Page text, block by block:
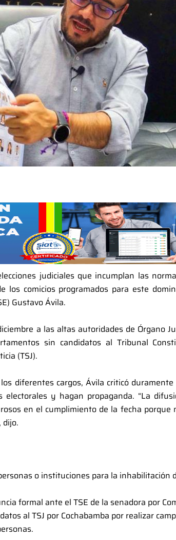
judiciales que incumplan las
los comicios programados para este
Gustavo Ávila.
a las altas autoridades de Órgano
sin candidatos al Tribunal
(TSJ).
diferentes cargos, Ávila criticó
y hagan propaganda. “La
en el cumplimiento de la fecha porque
dijo.
o instituciones para la inhabilitación
formal ante el TSE de la senadora por
al TSJ por Cochabamba por realizar